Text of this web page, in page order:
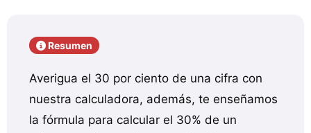
Resumen
Averigua el 30 por ciento de una cifra con
nuestra calculadora, además, te enseñamos
la fórmula para calcular el 30% de un